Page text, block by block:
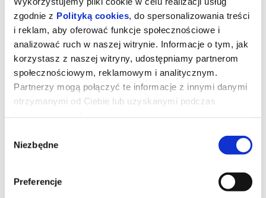
zgodnie z Polityką cookies , do spersonalizowania treści
i reklam, aby oferować funkcje społecznościowe i
analizować ruch w naszej witrynie. Informacje o tym, jak
korzystasz z naszej witryny, udostępniamy partnerom
społecznościowym, reklamowym i analitycznym.
Partnerzy mogą połączyć te informacje z innymi danymi
otrzymanymi od Ciebie lub uzyskanymi podczas
zgody
Niezbędne
Preferencje
Diabeł ubiera się u Prady 2
Miranda Priestly powraca! Dwadzieścia lat po wydarzeniach, które
zdefiniowały świat mody i popkultury, kultowi bohaterowie znów
. Meryl Streep, Anne Hathaway, Emily
Blunt oraz Stanley Tucci ponownie wcielają się w swoje ikoniczne
role, przypominając, że w świecie mody władza, ambicja i